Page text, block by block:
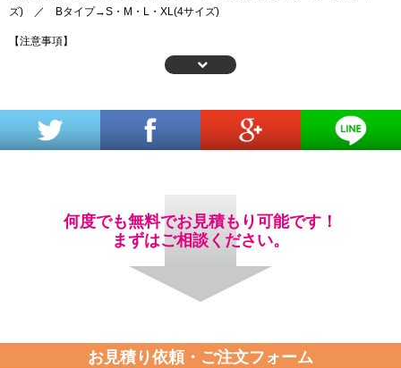
ズ) ／ Bタイプ→S・M・L・XL(4サイズ)
【注意事項】
※19枚以下のご注文の場合、全国送料900円（沖縄は2,000円） 、代引手数料
り依頼・ご注文フォーム」にご記入ください。
※プリント方式は、番号・チーム名・ビッグプリントはシルクスクリーン(塗り
込みタイプ)、個人名はカッティングプリント(貼り付けタイプ)に限定されま
め、発色や質感に若干の差異が出ます。
※作成時の温度や湿度、インクのロットなどにより、追加作成時にプリントの
色が多少合わなくなる場合がありますが、工法上の仕様となります。
何度でも無料でお見積もり可能です！
まずはご相談ください。
お見積り依頼・ご注文フォーム